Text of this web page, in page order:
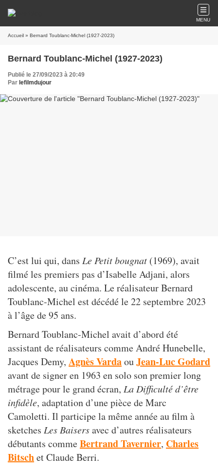
MENU
Accueil » Bernard Toublanc-Michel (1927-2023)
Bernard Toublanc-Michel (1927-2023)
Publié le 27/09/2023 à 20:49
Par lefilmdujour
C’est lui qui, dans Le Petit bougnat (1969), avait
filmé les premiers pas d’Isabelle Adjani, alors
adolescente, au cinéma. Le réalisateur Bernard
Toublanc-Michel est décédé le 22 septembre 2023
à l’âge de 95 ans.
Bernard Toublanc-Michel avait d’abord été
assistant de réalisateurs comme André Hunebelle,
Jacques Demy, Agnès VardaouJean-Luc Godard
avant de signer en 1963 en solo son premier long
métrage pour le grand écran, La Difficulté d’être
infidèle, adaptation d’une pièce de Marc
Camoletti. Il participe la même année au film à
sketches Les Baisersavec d’autres réalisateurs
débutants commeBertrand Tavernier, Charles
Bitschet Claude Berri.